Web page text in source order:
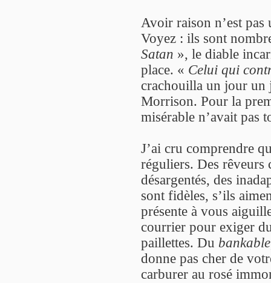
Avoir raison n’est pas
Voyez : ils sont
Satan », le diable
place. « Celui qui
crachouilla un jour un
Morrison. Pour la
misérable n’avait pas
J’ai cru comprendre
réguliers. Des rêveurs
désargentés, des
sont fidèles, s’ils
présente à vous
courrier pour exiger
paillettes. Du bankable
donne pas cher de
carburer au rosé